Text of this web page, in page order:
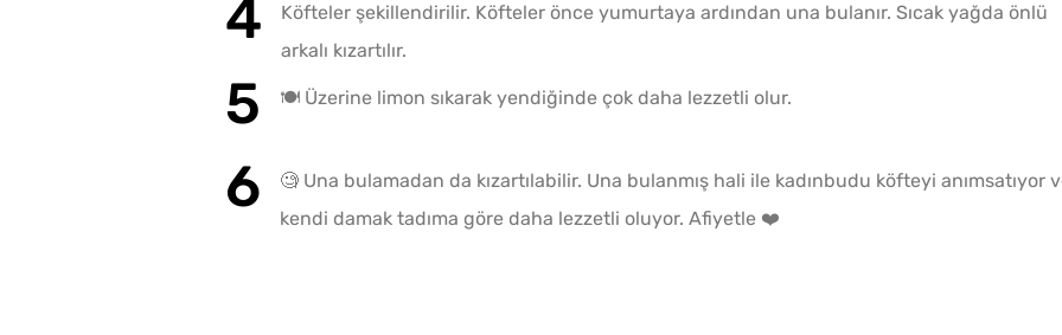
Köfteler şekillendirilir. Köfteler önce yumurtaya ardından una bulanır. Sıcak yağda önlü
arkalı kızartılır.
🍽️ Üzerine limon sıkarak yendiğinde çok daha lezzetli olur.
🧐 Una bulamadan da kızartılabilir. Una bulanmış hali ile kadınbudu köfteyi anımsatıyor
kendi damak tadıma göre daha lezzetli oluyor. Afiyetle ❤️